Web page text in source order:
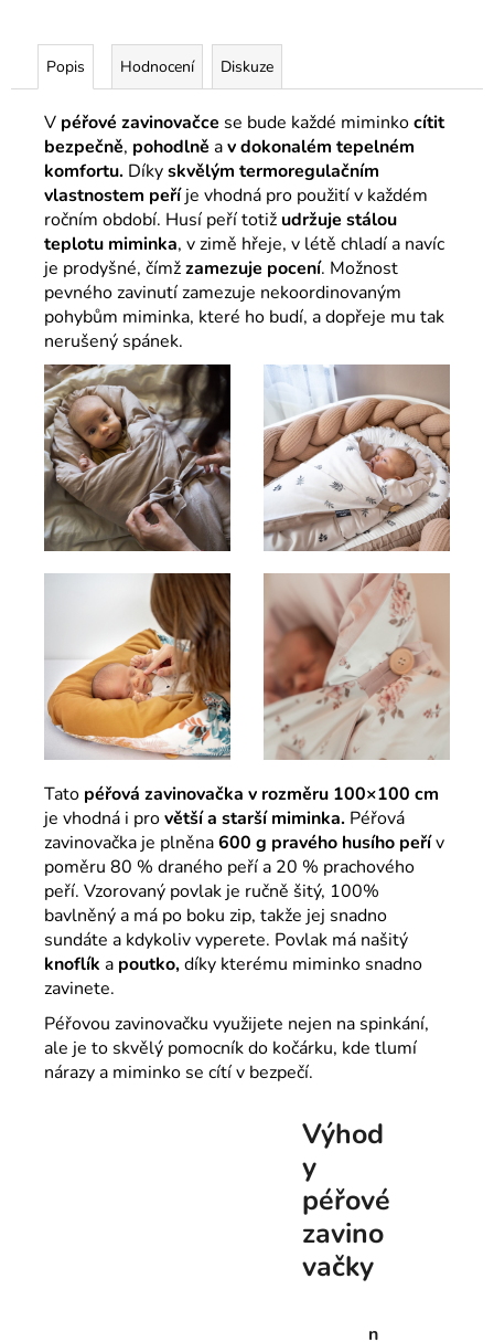
Popis Hodnocení Diskuze
V péřové zavinovačce se bude každé miminkocítit
bezpečně, pohodlně av dokonalém tepelném
komfortu. Díkyskvělým termoregulačním
vlastnostem peříje vhodná pro použití v každém
ročním období. Husí peří totiž udržuje stálou
teplotu miminka, v zimě hřeje, v létě chladí a navíc
je prodyšné, čímžzamezuje pocení. Možnost
pevného zavinutí zamezuje nekoordinovaným
pohybům miminka, které ho budí, a dopřeje mu tak
nerušený spánek.
Tato péřová zavinovačka v rozměru 100×100 cm
je vhodná i provětší a starší miminka. Péřová
zavinovačka je plněna600 g pravého husího peřív
poměru 80 % draného peří a 20 % prachového
peří. Vzorovaný povlak je ručně šitý, 100%
bavlněný a má po boku zip, takže jej snadno
sundáte a kdykoliv vyperete. Povlak má našitý
knoflík a poutko,díky kterému miminko snadno
zavinete.
Péřovou zavinovačku využijete nejen na spinkání,
ale je to skvělý pomocník do kočárku, kde tlumí
nárazy a miminko se cítí v bezpečí.
Výhod
y
péřové
zavino
vačky
n